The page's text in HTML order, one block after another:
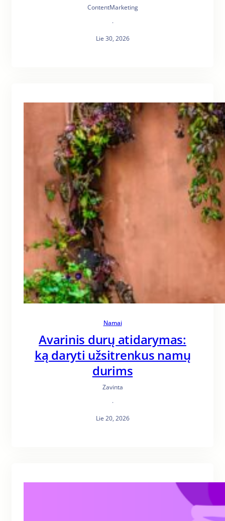
ContentMarketing
·
Lie 30, 2026
Namai
Avarinis durų atidarymas:
ką daryti užsitrenkus namų
durims
Zavinta
·
Lie 20, 2026